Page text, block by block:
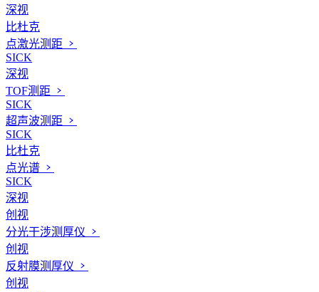
深视
比杜克
点激光测距
SICK
深视
TOF测距
SICK
超声波测距
SICK
比杜克
点光谱
SICK
深视
创视
分光干涉测厚仪
创视
反射膜测厚仪
创视